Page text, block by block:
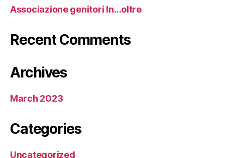
Associazione genitori In…oltre
Recent Comments
Archives
March 2023
Categories
Uncategorized